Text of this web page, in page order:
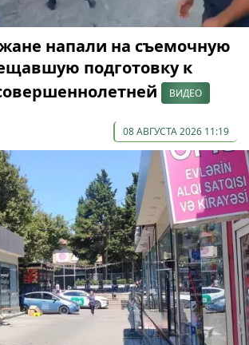
напали на съемочную
подготовку к
ВИДЕО
08 АВГУСТА 2026 11:19